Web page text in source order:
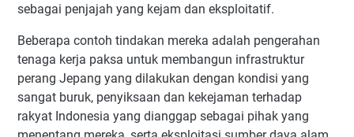
sebagai penjajah yang kejam dan eksploitatif.
Beberapa contoh tindakan mereka adalah pengerahan
tenaga kerja paksa untuk membangun infrastruktur
perang Jepang yang dilakukan dengan kondisi yang
sangat buruk, penyiksaan dan kekejaman terhadap
rakyat Indonesia yang dianggap sebagai pihak yang